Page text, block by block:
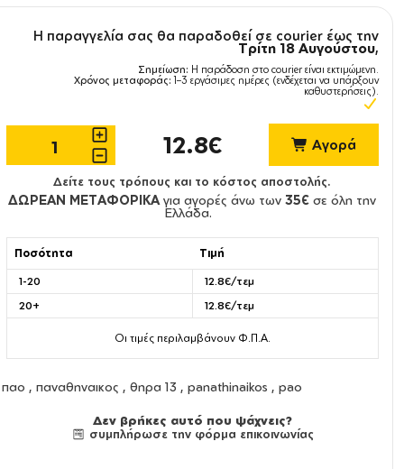
Η παραγγελία σας θα παραδοθεί σε courier έως την
Τρίτη 18 Αυγούστου,
Σημείωση: Η παράδοση στο courier είναι εκτιμώμενη.
Χρόνος μεταφοράς: 1–3 εργάσιμες ημέρες (ενδέχεται να υπάρξουν
καθυστερήσεις).
12.8€ Αγορά
Δείτε τους τρόπους και το κόστος αποστολής.
ΔΩΡΕΑΝ ΜΕΤΑΦΟΡΙΚΑ για αγορές άνω των35€ σε όλη την
Ελλάδα.
Ποσότητα Τιμή
1-20
12.8€/τεμ
20+
12.8€/τεμ
Οι τιμές περιλαμβάνουν Φ.Π.Α.
παο , παναθηναικος , θηρα 13 , panathinaikos , pao
Δεν βρήκες αυτό που ψάχνεις?
συμπλήρωσε την φόρμα επικοινωνίας